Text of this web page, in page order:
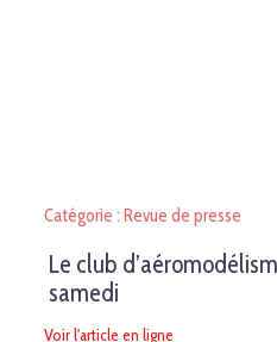
Catégorie : Revue de presse
Le club
samedi
Voir l'article en ligne